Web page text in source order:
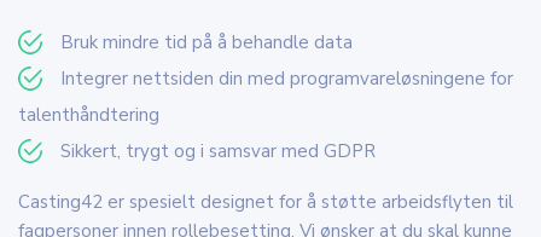
Bruk mindre tid på å behandle data
Integrer nettsiden din med programvareløsningene for
talenthåndtering
Sikkert, trygt og i samsvar med GDPR
Casting42 er spesielt designet for å støtte arbeidsflyten til
fagpersoner innen rollebesetting. Vi ønsker at du skal kunne